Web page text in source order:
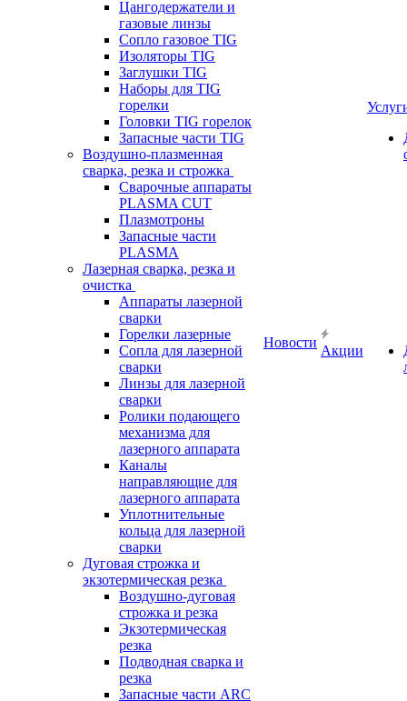
Цангодержатели и
газовые линзы
Сопло газовое TIG
Изоляторы TIG
Заглушки TIG
Наборы для TIG
горелки
Головки TIG горелок
Запасные части TIG
Воздушно-плазменная
сварка, резка и строжка
Сварочные аппараты
PLASMA CUT
Плазмотроны
Запасные части
PLASMA
Лазерная сварка, резка и
очистка
Аппараты лазерной
сварки
Горелки лазерные
Сопла для лазерной
сварки
Линзы для лазерной
сварки
Ролики подающего
механизма для
лазерного аппарата
Каналы
направляющие для
лазерного аппарата
Уплотнительные
кольца для лазерной
сварки
Дуговая строжка и
экзотермическая резка
Воздушно-дуговая
строжка и резка
Экзотермическая
резка
Подводная сварка и
резка
Запасные части ARC
Новости
Акции